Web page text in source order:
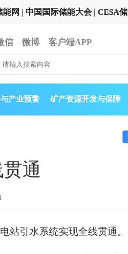
能网 | 中国国际储能大会 | CESA
信 微博 客户端APP
产业预警 矿产资源开发与保障
通
站引水系统实现全线贯通。